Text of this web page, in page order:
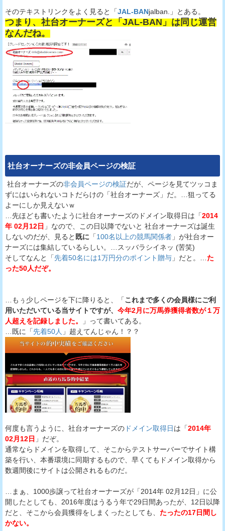
そのテキストリンクをよく見ると「JAL-BANjalban.」とある。
つまり、社台オーナーズと「JAL-BAN」は同じ運営
なんだね。
社台オーナーズの非会員ページの検証
社台オーナーズの非会員ページの検証だが、ページを見てツッコま
ずにはいられないコトだらけの「社台オーナーズ」だ。…狙ってる
よーにしか見えないｗ
…先ほども書いたように社台オーナーズのドメイン取得日は「2014
年 02月12日 」なので、この日以降でないと 社台オーナーズは誕生
しないのだが、見ると 既に 「100名以上の競馬関係者 」が社台オー
ナーズには集結しているらしい。…スッバラシイネッ (苦笑)
そしてなんと「先着50名には1万円分のポイント贈与 」だと。… た
った50人だぞ。
…もぅ少しページを下に降りると、「これまで多くの会員様にご利
用いただいている当サイトですが、 今年2月に万馬券獲得者数が１万
人超えを記録しました。
」って書いてある。
…既に「先着50人 」超えてんじゃん！？？
何度も言うように、社台オーナーズの ドメイン取得日は「2014年
02月12日 」だぞ。
通常ならドメインを取得して、そこからテストサーバーでサイト構
築を行い、本番環境に同期するもので、早くてもドメイン取得から
数週間後にサイトは公開されるものだ。
…まぁ、1000歩譲って社台オーナーズが「2014年 02月12日」に公
開したとしても、2016年度はうるう年で29日間あったが、12日以降
だと、そこから会員獲得をしまくったとしても、 たったの17日間し
かない。